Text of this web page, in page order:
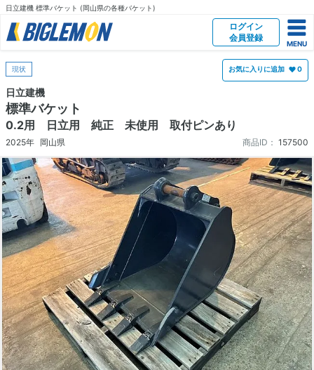
日立建機 標準バケット (岡山県の各種バケット)
ログイン
会員登録
現状 お気に入りに追加 0
日立建機
標準バケット
0.2用 日立用 純正 未使用 取付ピンあり
2025年 岡山県 商品ID： 157500